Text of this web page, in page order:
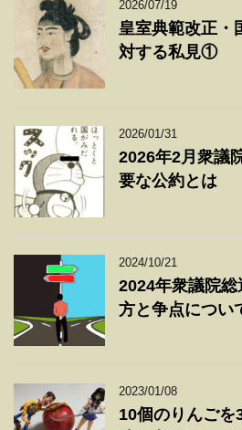
2026/07/19
皇室典範改正・
対する私見①
2026/01/31
2026年2月衆議
要な公約とは
2024/10/21
2024年衆議院総
方と争点につい
2023/01/08
10個のりんごを